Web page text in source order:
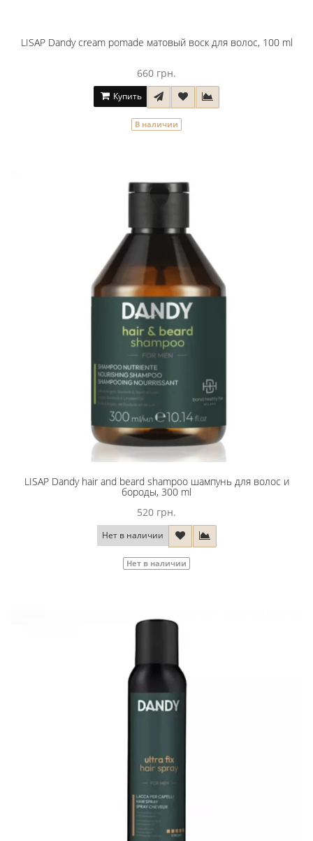
LISAP Dandy cream pomade матовый воск для волос, 100 ml
660 грн.
Купить
В наличии
LISAP Dandy hair and beard shampoo шампунь для волос и
бороды, 300 ml
520 грн.
Нет в наличии
Нет в наличии